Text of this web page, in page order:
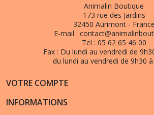
Animalin Boutique
173 rue des Jardins
32450 Aurimont - France
E-mail :
Tel : 05 62 65 46 00
Fax : Du lundi au vendredi de
du lundi au vendredi de 9h30
VOTRE COMPTE
INFORMATIONS